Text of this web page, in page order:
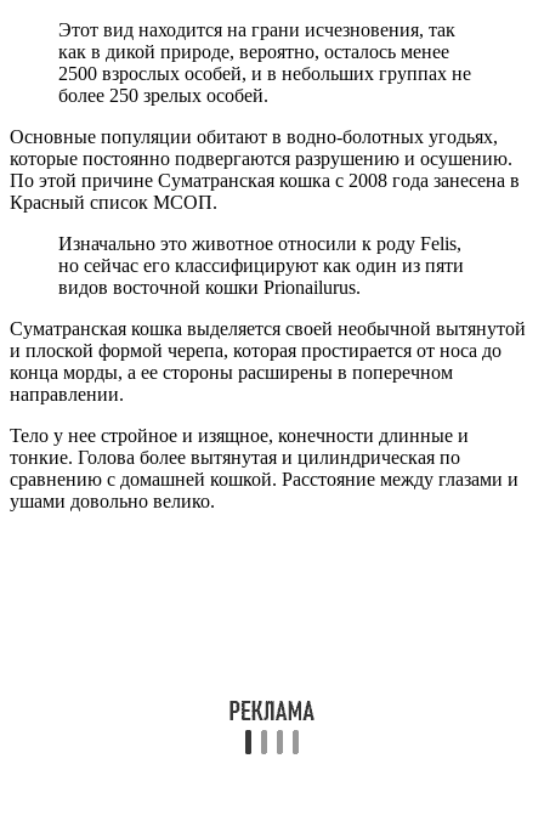
Этот вид находится на грани исчезновения, так
как в дикой природе, вероятно, осталось менее
2500 взрослых особей, и в небольших группах не
более 250 зрелых особей.
Основные популяции обитают в водно-болотных угодьях,
которые постоянно подвергаются разрушению и осушению.
По этой причине Суматранская кошка с 2008 года занесена в
Красный список МСОП.
Изначально это животное относили к роду Felis,
но сейчас его классифицируют как один из пяти
видов восточной кошки Prionailurus.
Суматранская кошка выделяется своей необычной вытянутой
и плоской формой черепа, которая простирается от носа до
конца морды, а ее стороны расширены в поперечном
направлении.
Тело у нее стройное и изящное, конечности длинные и
тонкие. Голова более вытянутая и цилиндрическая по
сравнению с домашней кошкой. Расстояние между глазами и
ушами довольно велико.